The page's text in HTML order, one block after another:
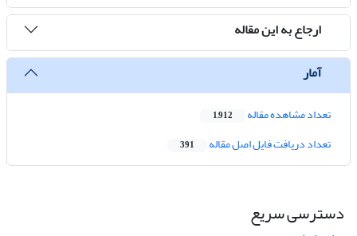
ارجاع به این مقاله
آمار
تعداد مشاهده مقاله 1,912
تعداد دریافت فایل اصل مقاله 391
دسترسی سریع